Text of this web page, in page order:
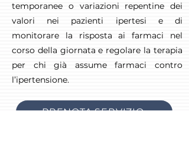
temporanee o variazioni repentine dei
valori nei pazienti ipertesi e di
monitorare la risposta ai farmaci nel
corso della giornata e regolare la terapia
per chi già assume farmaci contro
l’ipertensione.
PRENOTA SERVIZIO